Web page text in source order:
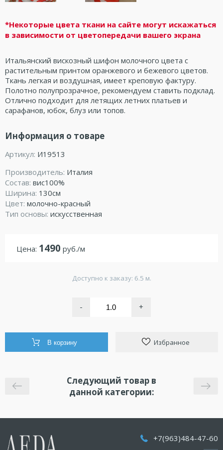
*Некоторые цвета ткани на сайте могут искажаться
в зависимости от цветопередачи вашего экрана
Итальянский вискозный шифон молочного цвета с
растительным принтом оранжевого и бежевого цветов.
Ткань легкая и воздушная, имеет креповую фактуру.
Полотно полупрозрачное, рекомендуем ставить подклад.
Отлично подходит для летящих летних платьев и
сарафанов, юбок, блуз или топов.
Информация о товаре
Артикул: И19513
Производитель: Италия
Состав: вис100%
Ширина: 130см
Цвет: молочно-красный
Тип основы: искусственная
Цена: 1490 руб./м
Доступно к заказу: 6.5 м.
- +
В корзину Избранное
Следующий товар в
данной категории:
+7(963)484-47-60